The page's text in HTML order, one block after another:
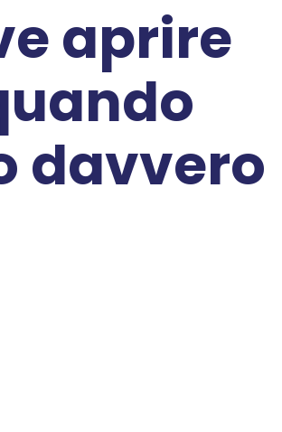
aprire
davvero